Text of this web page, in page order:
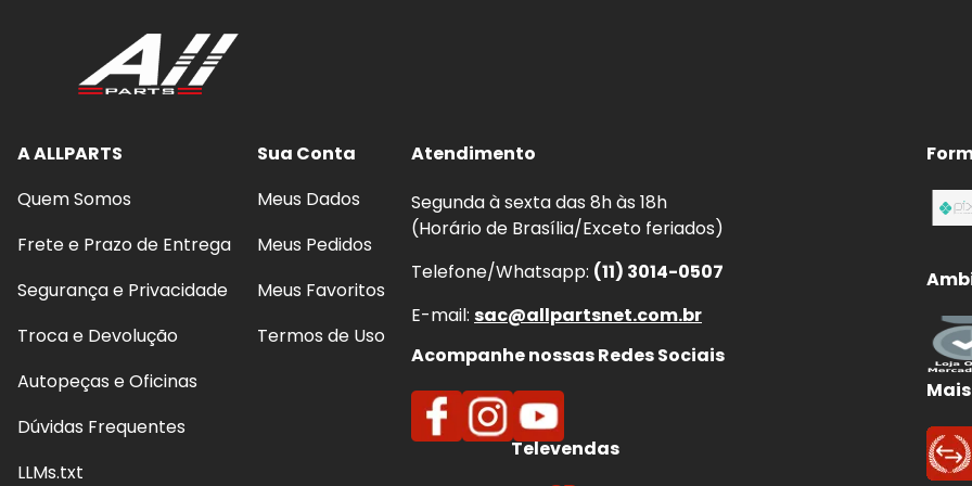
A ALLPARTS
Quem Somos
Frete e Prazo de Entrega
Segurança e Privacidade
Troca e Devolução
Autopeças e Oficinas
Dúvidas Frequentes
LLMs.txt
Sua Conta
Meus Dados
Meus Pedidos
Meus Favoritos
Termos de Uso
Atendimento
Segunda à sexta das 8h às 18h
(Horário de Brasília/Exceto feriados)
Telefone/Whatsapp: (11) 3014-0507
E-mail: sac@allpartsnet.com.br
Acompanhe nossas Redes Sociais
Televendas